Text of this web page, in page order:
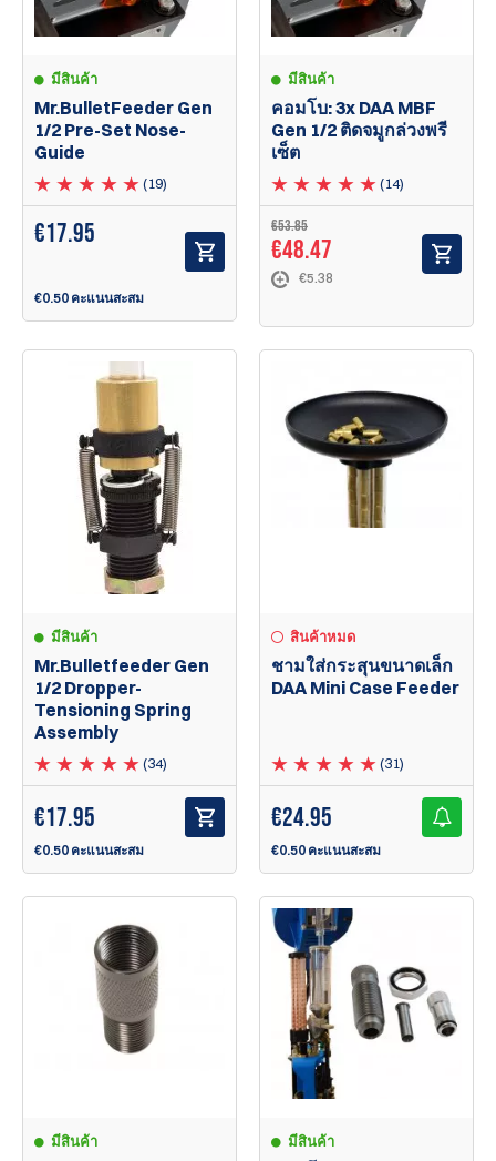
มีสินค้า
Mr.BulletFeeder Gen
1/2 Pre-Set Nose-
Guide
(19)
€17.95
€0.50 คะแนนสะสม
มีสินค้า
คอมโบ: 3x DAA MBF
Gen 1/2 ติดจมูกล่วงพรี
เซ็ต
(14)
€53.85
€48.47
€5.38
มีสินค้า
Mr.Bulletfeeder Gen
1/2 Dropper-
Tensioning Spring
Assembly
(34)
€17.95
€0.50 คะแนนสะสม
สินค้าหมด
ชามใส่กระสุนขนาดเล็ก
DAA Mini Case Feeder
(31)
€24.95
€0.50 คะแนนสะสม
มีสินค้า มีสินค้า